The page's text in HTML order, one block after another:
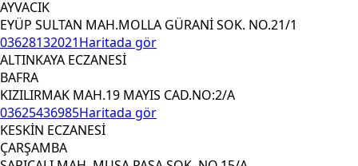
AYVACIK
EYÜP SULTAN MAH.MOLLA GÜRANİ SOK. NO.21/1
03628132021Haritada gör
ALTINKAYA ECZANESİ
BAFRA
KIZILIRMAK MAH.19 MAYIS CAD.NO:2/A
03625436985Haritada gör
KESKİN ECZANESİ
ÇARŞAMBA